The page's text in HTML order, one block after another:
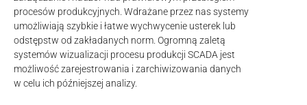
procesów produkcyjnych. Wdrażane przez nas systemy
umożliwiają szybkie i łatwe wychwycenie usterek lub
odstępstw od zakładanych norm. Ogromną zaletą
systemów wizualizacji procesu produkcji SCADA jest
możliwość zarejestrowania i zarchiwizowania danych
w celu ich późniejszej analizy.